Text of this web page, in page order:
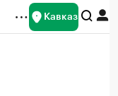
Кавказ